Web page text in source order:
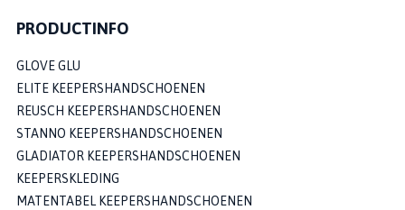
PRODUCTINFO
GLOVE GLU
ELITE KEEPERSHANDSCHOENEN
REUSCH KEEPERSHANDSCHOENEN
STANNO KEEPERSHANDSCHOENEN
GLADIATOR KEEPERSHANDSCHOENEN
KEEPERSKLEDING
MATENTABEL KEEPERSHANDSCHOENEN